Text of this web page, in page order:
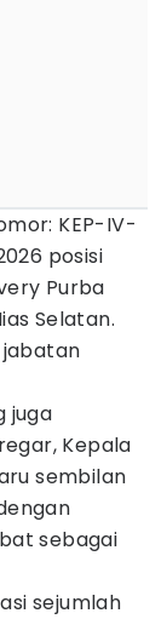
KEP-IV-
posisi
Purba
Selatan.
juga
Kepala
sembilan
sebagai
sejumlah